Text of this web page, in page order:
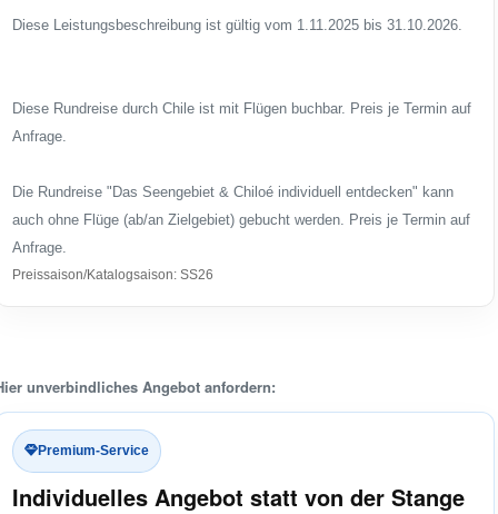
Diese Leistungsbeschreibung ist gültig vom 1.11.2025 bis 31.10.2026.
Diese Rundreise durch Chile ist mit Flügen buchbar. Preis je Termin auf
Anfrage.
Die Rundreise "Das Seengebiet & Chiloé individuell entdecken" kann
auch ohne Flüge (ab/an Zielgebiet) gebucht werden. Preis je Termin auf
Anfrage.
Preissaison/Katalogsaison: SS26
unverbindliches Angebot anfordern:
Premium-Service
Individuelles Angebot statt von der Stange